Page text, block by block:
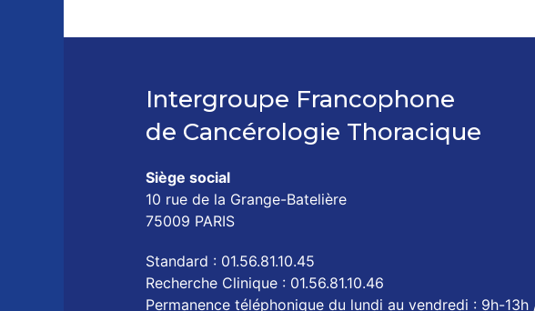
Intergroupe Francophone
de Cancérologie Thoracique
Siège social
10 rue de la Grange-Batelière
75009 PARIS
Standard : 01.56.81.10.45
Recherche Clinique : 01.56.81.10.46
Permanence téléphonique du lundi au vendredi : 9h-13h